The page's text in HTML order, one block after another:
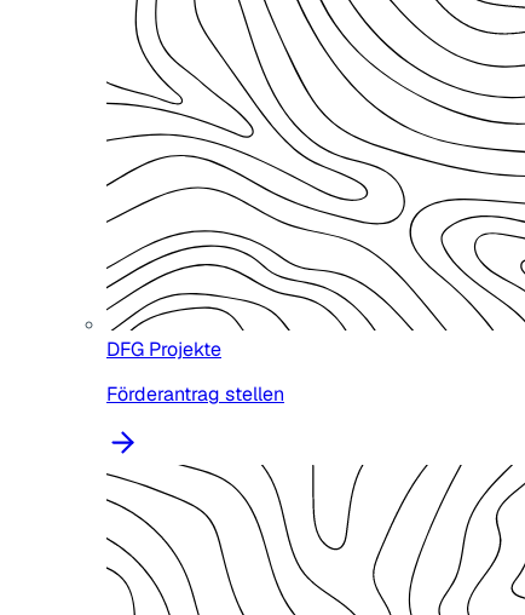
DFG Projekte
Förderantrag stellen